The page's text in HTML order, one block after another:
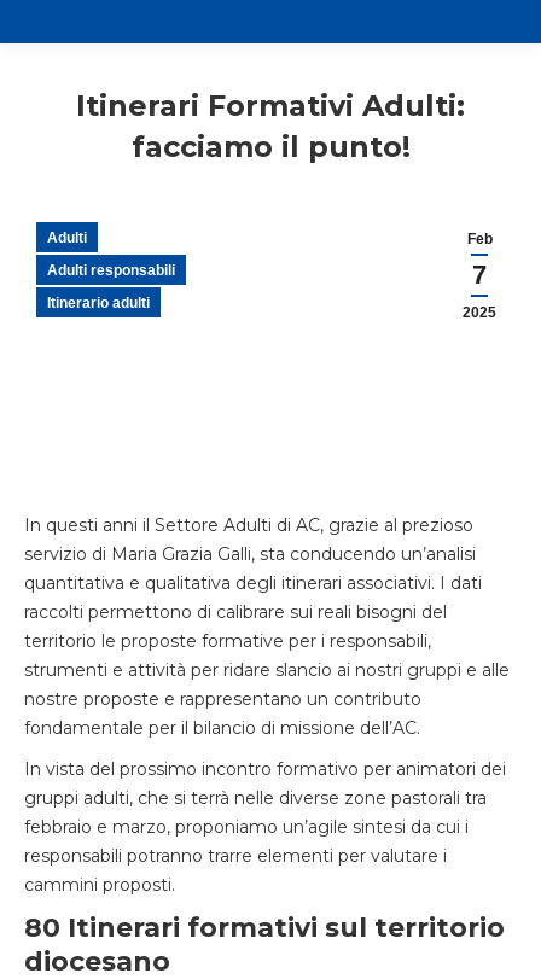
Itinerari Formativi Adulti:
facciamo il punto!
Feb
7
2025
Adulti
Adulti responsabili
Itinerario adulti
In questi anni il Settore Adulti di AC, grazie al prezioso
servizio di Maria Grazia Galli, sta conducendo un’analisi
quantitativa e qualitativa degli itinerari associativi. I dati
raccolti permettono di calibrare sui reali bisogni del
territorio le proposte formative per i responsabili,
strumenti e attività per ridare slancio ai nostri gruppi e alle
nostre proposte e rappresentano un contributo
fondamentale per il bilancio di missione dell’AC.
In vista del prossimo incontro formativo per animatori dei
gruppi adulti, che si terrà nelle diverse zone pastorali tra
febbraio e marzo, proponiamo un’agile sintesi da cui i
responsabili potranno trarre elementi per valutare i
cammini proposti.
80 Itinerari formativi sul territorio
diocesano